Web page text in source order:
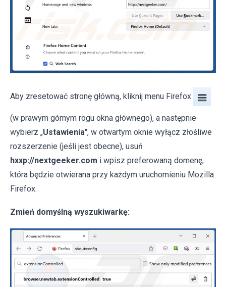
Aby zresetować stronę główną, kliknij menu Firefox
(w prawym górnym rogu okna głównego), a następnie
wybierz „Ustawienia", w otwartym oknie wyłącz złośliwe
rozszerzenie (jeśli jest obecne), usuń
hxxp://nextgeeker.com i wpisz preferowaną domenę,
która będzie otwierana przy każdym uruchomieniu Mozilla
Firefox.
Zmień domyślną wyszukiwarkę: